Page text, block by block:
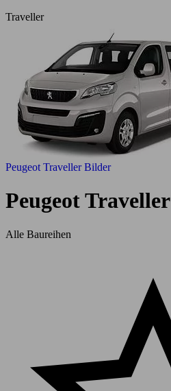
Traveller
Peugeot Traveller Bilder
Peugeot Traveller
Alle Baureihen